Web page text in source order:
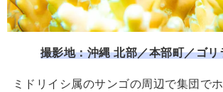
撮影地：沖縄 北部／本部町／ゴリ
ミドリイシ属のサンゴの周辺で集団で